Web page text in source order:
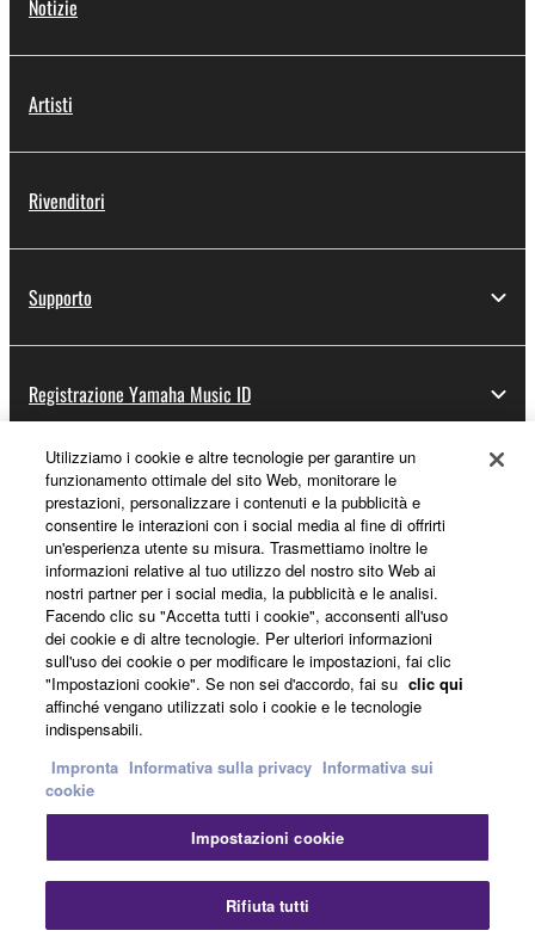
Notizie
Artisti
Rivenditori
Supporto
Registrazione Yamaha Music ID
Informazioni su Yamaha
Italia - Italian
Affari
ContattiTermini di utilizzoInformativa sulla privacy
Informativa sui cookieImpronta
Utilizziamo i cookie e altre tecnologie per garantire un
funzionamento ottimale del sito Web, monitorare le
prestazioni, personalizzare i contenuti e la pubblicità e
consentire le interazioni con i social media al fine di offrirti
un'esperienza utente su misura. Trasmettiamo inoltre le
informazioni relative al tuo utilizzo del nostro sito Web ai
nostri partner per i social media, la pubblicità e le analisi.
Facendo clic su "Accetta tutti i cookie", acconsenti all'uso
dei cookie e di altre tecnologie. Per ulteriori informazioni
sull'uso dei cookie o per modificare le impostazioni, fai clic
"Impostazioni cookie". Se non sei d'accordo, fai su clic qui
affinché vengano utilizzati solo i cookie e le tecnologie
indispensabili.
Impronta Informativa sulla privacy Informativa sui
cookie
Impostazioni cookie
Rifiuta tutti